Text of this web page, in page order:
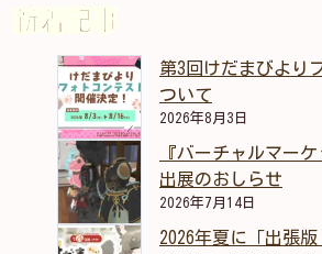
新着記事
第3回けだまびより
ついて
2026年8月3日
『バーチャルマーケ
出展のおしらせ
2026年7月14日
2026年夏に「出張